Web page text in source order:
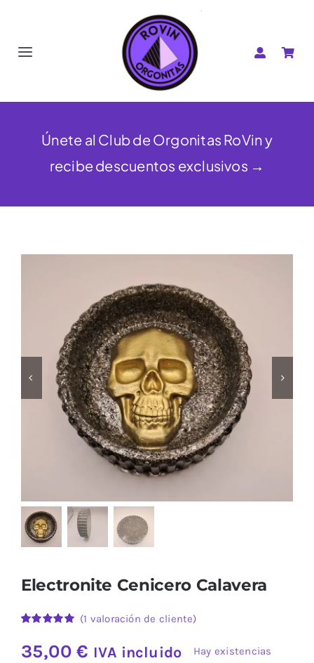
contenido
Toggle
Corazones
Calaveras
Electronites Especiales 2.0 y Cloudbuster
Más sobre Radiación EMF
Sobre Nosotros
Contacto
Únete al Club de Orgonitas RoVin y
recibe descuentos exclusivos →
Electronite Cenicero Calavera
con5.00de
5 en base a
(1 valoración de cliente)
35,00€ IVA incluido Hay existencias